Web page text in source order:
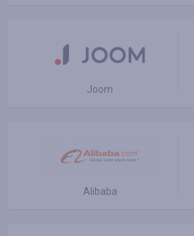
Joom
Alibaba